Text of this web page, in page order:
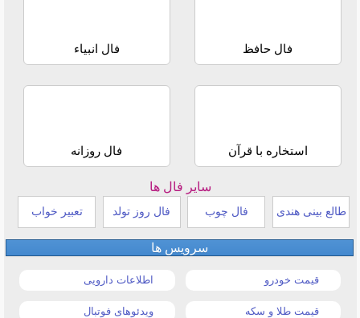
فال حافظ فال انبیاء
استخاره با قرآن فال روزانه
سایر فال ها
طالع بینی هندی فال چوب فال روز تولد تعبیر خواب
سرویس ها
قیمت خودرو اطلاعات دارویی
قیمت طلا و سکه ویدئوهای فوتبال